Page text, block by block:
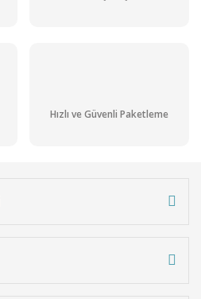
Hızlı ve Güvenli Paketleme